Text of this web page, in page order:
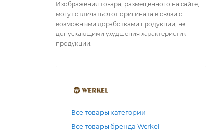
Изображения товара, размещенного на сайте,
могут отличаться от оригинала в связи с
возможными доработками продукции, не
допускающими ухудшения характеристик
продукции.
Все товары категории
Все товары бренда Werkel